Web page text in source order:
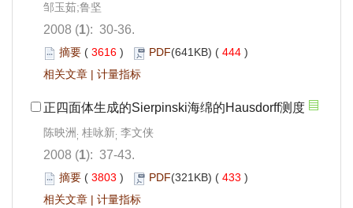
邹玉茹;鲁坚
2008 (1): 30-36.
摘要 ( 3616 ) PDF(641KB) ( 444 )
相关文章 | 计量指标
正四面体生成的Sierpinski海绵的Hausdorff测度
陈映洲 ; 桂咏新; 李文侠
2008 (1): 37-43.
摘要 ( 3803 ) PDF(321KB) ( 433 )
相关文章 | 计量指标